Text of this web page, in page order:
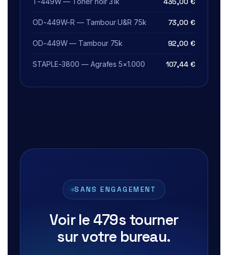
OD-449W-R — Tambour U&R 75k 73,00 €
OD-449W — Tambour 75k 92,00 €
STAPLE-3800 — Agrafes 5×1.000 107,44 €
SANS ENGAGEMENT
Voir le 479s tourner
sur votre bureau.